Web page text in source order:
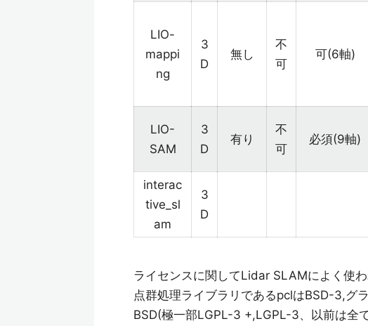
LIO-
mappi
ng
3
D
無し
不
可
可(6軸)
LIO-
SAM
3
D
有り
不
可
必須(9軸)
interac
tive_sl
am
3
D
ライセンスに関してLidar SLAMによく使
点群処理ライブラリであるpclはBSD-3,グ
BSD(極一部LGPL-3 +,LGPL-3、以前は全